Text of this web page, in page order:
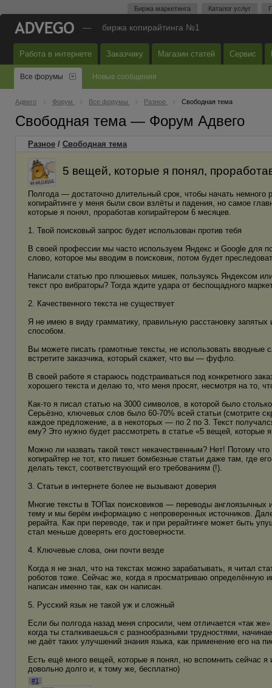
Биржа маркетинга Каталог услуг
— биржа копирайтинга №1
Работа в интернете Заказчику Магазин статей Сервис
Все форумы Новые сообщения
Адвего Форум Все форумы Разное Свободная тема
Свободная тема — Форум Адвего
Разное / Свободная тема
5 вещей, которые я понял,
Полгода — достаточно длительный срок, чтобы начать
копирайтинге у меня были свои взлёты и падения, но самое
которые я понял, проработав копирайтером 6 месяцев.
1. Твой поисковый запрос будет использован против тебя
В своей профессии мы часто используем Яндекс и Google для
слово, которое мы вводим в поисковик, потом будет
Написали статью про плюшевых мишек, пользуясь Яндексом
текст про вибраторы? Тогда ждите удара от беспощадного
2. Качественного текста не существует
Я не имею в виду грамматику, правильную расстановку
способом.
Вы можете писать грамотные тексты, не использовать
встретите заказчика, который скажет, что вы — фуфло.
В своей работе я стараюсь подстраиваться под конкретного
хорошего текста и делаю то, что меня просят, несмотря на то,
Как-то я писал статью на 3000 символов, в которой было
Серьёзно, ключевых слов было 60-70% всей статьи (смотрите
каждое предложение, а в некоторых — по 2 по 3. Текст
ему? Это нужно будет рассмотреть в статье «5 вещей, которые
Можно ли назвать такой текст некачественным? Нет! Потому
копирайтер не тот, кто пишет бомбезные статьи даже там, где
делать текст, соответствующий его требованиям (!).
3. Статьи в интернете более не вызывают доверия
Многие тексты в ТОПах поисковиков — переводы
тему и мы берём информацию с непроверенных источников.
рерайта. Как при переводе, так и при рерайтинге может быть
стал меньше доверять его достоверности.
4. Ключевые слова, они почти везде
Когда я не знал, что на текстах можно зарабатывать, я читал
роботов тоже. Сейчас же, когда я просматриваю
написан именно так, как он написан.
5. Русский язык не такой уж и сложный
Если бы полгода назад меня спросили, чем отличается «так
когда ты сталкиваешься с разнообразными трудностями,
не даёт таких улучшений знания языка, как применение его на
Есть ещё много вещей, которые я понял, но вспомнить сейчас
довольно долго и, к тому же, бесплатно)
#1